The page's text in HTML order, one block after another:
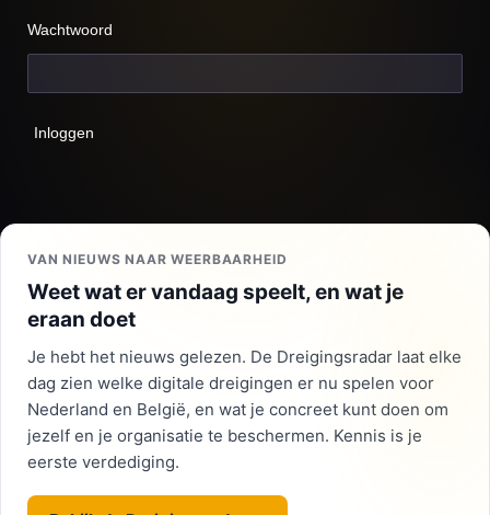
Wachtwoord
Inloggen
VAN NIEUWS NAAR WEERBAARHEID
Weet wat er vandaag speelt, en wat je
eraan doet
Je hebt het nieuws gelezen. De Dreigingsradar laat elke
dag zien welke digitale dreigingen er nu spelen voor
Nederland en België, en wat je concreet kunt doen om
jezelf en je organisatie te beschermen. Kennis is je
eerste verdediging.